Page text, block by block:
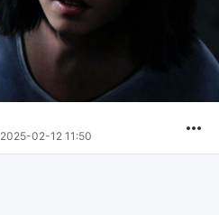
2025-02-12 11:50